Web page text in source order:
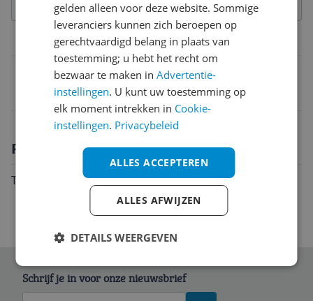
Belangrijkste kenmerken
0022891997399
Productomschrijving
Taal: Engels
Schrijf je in voor onze nieuwsbrief
gelden alleen voor deze website. Sommige
leveranciers kunnen zich beroepen op
gerechtvaardigd belang in plaats van
toestemming; u hebt het recht om
bezwaar te maken inAdvertentie-
instellingen. U kunt uw toestemming op
elk moment intrekken in Cookie-
instellingen. Privacybeleid
ALLES ACCEPTEREN
ALLES AFWIJZEN
DETAILS WEERGEVEN